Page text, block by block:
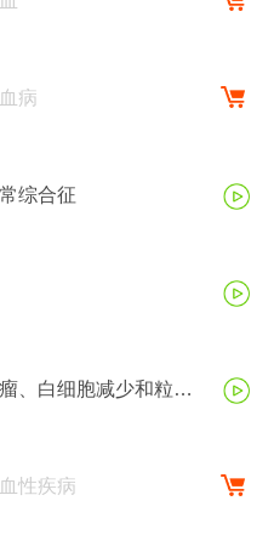
病
综合征
、白细胞减少和粒细
性疾病